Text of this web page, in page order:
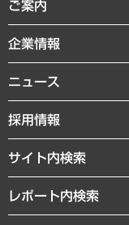
デジタルイノベーション
共生・ダイバーシティ
GRC（ガバナンス・リス
経済・産業・雇用・労働
まちづくり・観光・交通・
自然資源・農林水産業・食
レポート
コラム
経営用語集
受託・受注実績（官公庁関
メディア掲載・出演
ご案内
セミナー・イベント情報
MUFGビジネスセミナー
受託案件情報
企業情報
私たちの想い
社長メッセージ
会社概要
沿革
組織図・本部部室紹介
ニュース
ニュースリリース
お知らせ
採用情報
サイト内検索
レポート内検索